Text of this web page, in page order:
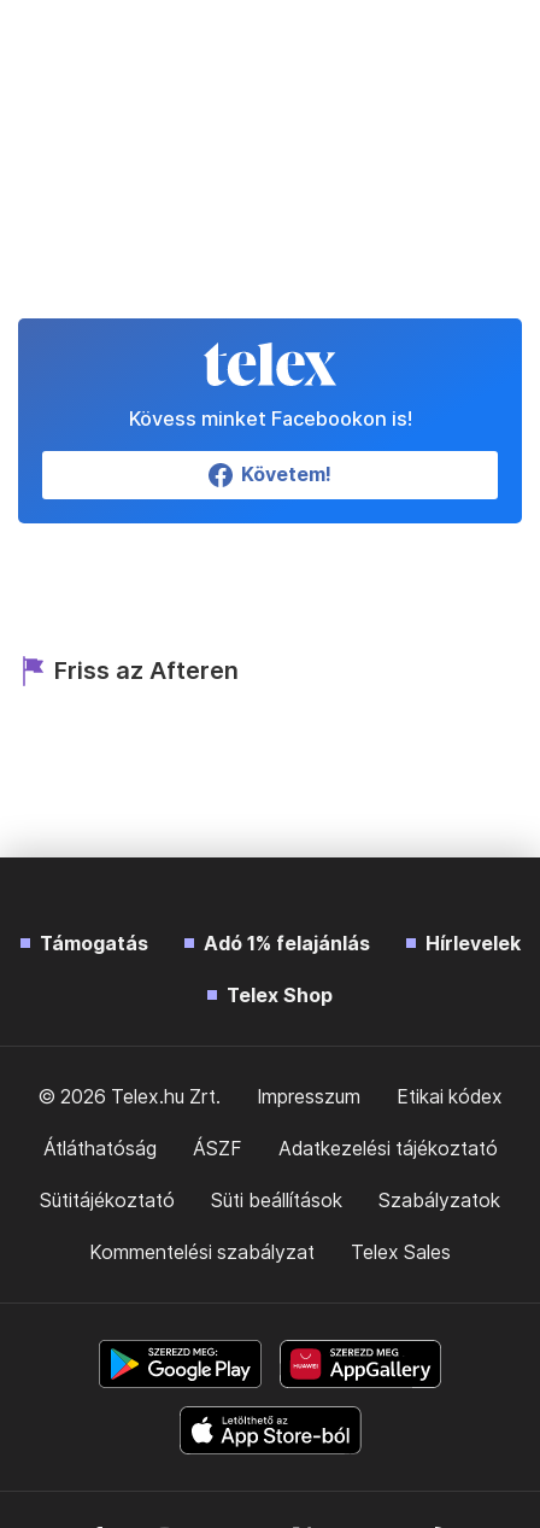
Kövess minket Facebookon is!
Követem!
Friss az Afteren
Támogatás Adó 1% felajánlás Hírlevelek
Telex Shop
© 2026 Telex.hu Zrt. Impresszum Etikai kódex
Átláthatóság ÁSZF Adatkezelési tájékoztató
Sütitájékoztató Süti beállítások Szabályzatok
Kommentelési szabályzat Telex Sales